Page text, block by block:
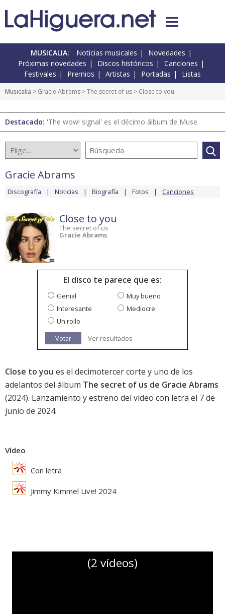
MUSICALIA: Noticias musicales
Novedades
Próximas novedades
Discos históricos
Canciones
Festivales
Premios Artistas Portadas Listas
Musicalia > Gracie Abrams >The secret of us > Close to you
Destacado: 'The wow! signal' es el décimo álbum de Muse
Gracie Abrams
Discografía Noticias Biografía Fotos Canciones
Close to you
The secret of us
Gracie Abrams
El disco te parece que es:
Genial
Muy bueno
Interesante
Mediocre
Un rollo
Votar
Ver resultados
Close to you es el decimotercer corte y uno de los
adelantos del álbum The secret of us de Gracie Abrams
(2024). Lanzamiento y estreno del video con letra el 7 de
junio de 2024.
Vídeo
Con letra
Jimmy Kimmel Live! 2024
(2 vídeos)